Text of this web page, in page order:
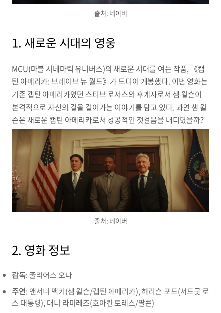
출처: 네이버
1. 새로운 시대의 영웅
MCU(마블 시네마틱 유니버스)의 새로운 시대를 여는 작품, 《캡
틴 아메리카: 브레이브 뉴 월드》가 드디어 개봉했다. 이번 영화는
기존 캡틴 아메리카였던 스티브 로저스의 후계자로서 샘 윌슨이
본격적으로 자신의 길을 걸어가는 이야기를 담고 있다. 과연 샘 윌
슨은 새로운 캡틴 아메리카로서 성공적인 첫걸음을 내디뎠을까?
출처: 네이버
2. 영화 정보
감독: 줄리어스 오나
주연: 앤서니 맥키(샘 윌슨/캡틴 아메리카), 해리슨 포드(서드굿 로
스 대통령), 대니 라미레즈(호아킨 토레스/팔콘)